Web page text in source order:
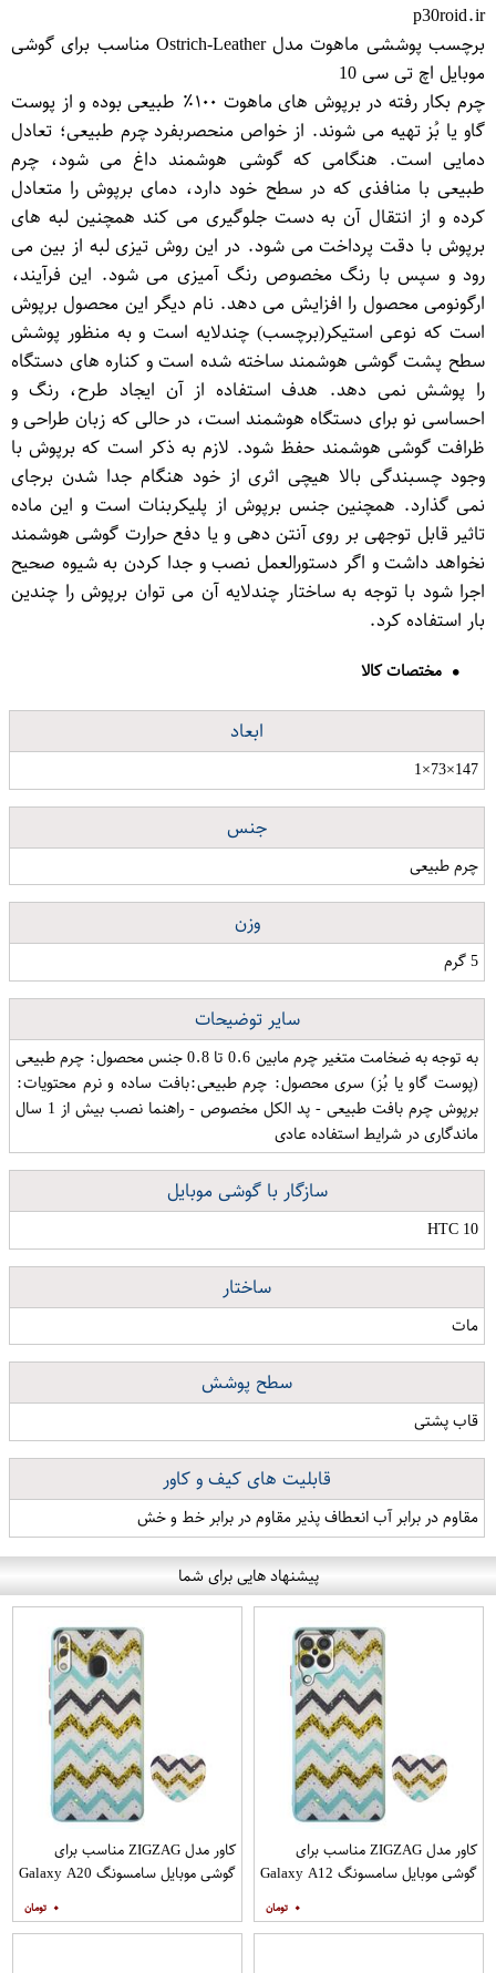
p30roid.ir
برچسب پوششی ماهوت مدل Ostrich-Leather مناسب برای گوشی
موبایل اچ تی سی 10
چرم بکار رفته در برپوش های ماهوت ۱۰۰٪ طبیعی بوده و از پوست
گاو یا بُز تهیه می شوند. از خواص منحصربفرد چرم طبیعی؛ تعادل
دمایی است. هنگامی که گوشی هوشمند داغ می شود، چرم
طبیعی با منافذی که در سطح خود دارد، دمای برپوش را متعادل
کرده و از انتقال آن به دست جلوگیری می کند همچنین لبه های
برپوش با دقت پرداخت می شود. در این روش تیزی لبه از بین می
رود و سپس با رنگ مخصوص رنگ آمیزی می شود. این فرآیند،
ارگونومی محصول را افزایش می دهد. نام دیگر این محصول برپوش
است که نوعی استیكر(برچسب) چندلایه است و به منظور پوشش
سطح پشت گوشی هوشمند ساخته شده است و كناره های دستگاه
را پوشش نمی دهد. هدف استفاده از آن ایجاد طرح، رنگ و
احساسی نو برای دستگاه هوشمند است، در حالی كه زبان طراحی و
ظرافت گوشی هوشمند حفظ شود. لازم به ذکر است که برپوش با
وجود چسبندگی بالا هیچی اثری از خود هنگام جدا شدن برجای
نمی گذارد. همچنین جنس برپوش از پلیكربنات است و این ماده
تاثیر قابل توجهی بر روی آنتن دهی و یا دفع حرارت گوشی هوشمند
نخواهد داشت و اگر دستورالعمل نصب و جدا كردن به شیوه صحیح
اجرا شود با توجه به ساختار چندلایه آن می توان برپوش را چندین
بار استفاده كرد.
مختصات کالا
ابعاد
147×73×1
جنس
چرم طبیعی
وزن
5 گرم
سایر توضیحات
به توجه به ضخامت متغیر چرم مابین 0.6 تا 0.8 جنس محصول: چرم طبیعی
(پوست گاو یا بُز) سری محصول: چرم طبیعی:بافت ساده و نرم محتویات:
برپوش چرم بافت طبیعی - پد الکل مخصوص - راهنما نصب بیش از 1 سال
ماندگاری در شرایط استفاده عادی
سازگار با گوشی موبایل
HTC 10
ساختار
مات
سطح پوشش
قاب پشتی
قابلیت های کیف و کاور
مقاوم در برابر آب انعطاف پذیر مقاوم در برابر خط و خش
پیشنهاد هایی برای شما
کاور مدل ZIGZAG مناسب برای
گوشی موبایل سامسونگ Galaxy A12
۰
کاور مدل ZIGZAG مناسب برای
گوشی موبایل سامسونگ Galaxy A20
۰